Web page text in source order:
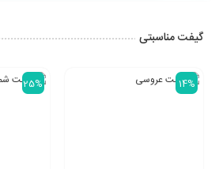
گیفت مناسبتی
14%
25%